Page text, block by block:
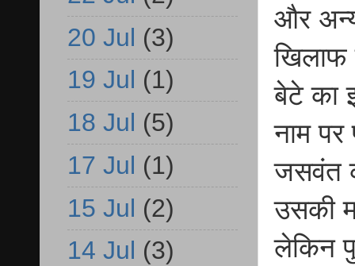
और
खिलाफ
बेटे का
नाम
जसवंत
उसकी
लेकिन
20 Jul (3)
19 Jul (1)
18 Jul (5)
17 Jul (1)
15 Jul (2)
14 Jul (3)